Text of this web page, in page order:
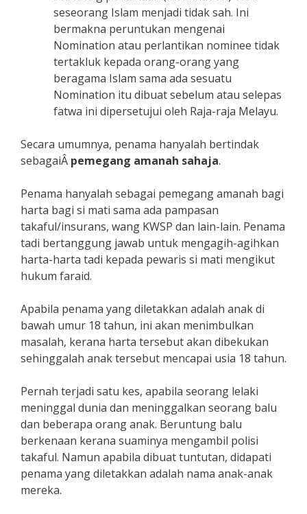
seseorang Islam menjadi tidak sah. Ini
bermakna peruntukan mengenai
Nomination atau perlantikan nominee tidak
tertakluk kepada orang-orang yang
beragama Islam sama ada sesuatu
Nomination itu dibuat sebelum atau selepas
fatwa ini dipersetujui oleh Raja-raja Melayu.
Secara umumnya, penama hanyalah bertindak
sebagaiÂ pemegang amanah sahaja.
Penama hanyalah sebagai pemegang amanah bagi
harta bagi si mati sama ada pampasan
takaful/insurans, wang KWSP dan lain-lain. Penama
tadi bertanggung jawab untuk mengagih-agihkan
harta-harta tadi kepada pewaris si mati mengikut
hukum faraid.
Apabila penama yang diletakkan adalah anak di
bawah umur 18 tahun, ini akan menimbulkan
masalah, kerana harta tersebut akan dibekukan
sehinggalah anak tersebut mencapai usia 18 tahun.
Pernah terjadi satu kes, apabila seorang lelaki
meninggal dunia dan meninggalkan seorang balu
dan beberapa orang anak. Beruntung balu
berkenaan kerana suaminya mengambil polisi
takaful. Namun apabila dibuat tuntutan, didapati
penama yang diletakkan adalah nama anak-anak
mereka.